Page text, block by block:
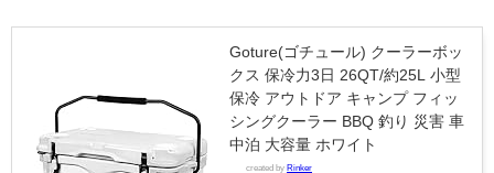
Goture(ゴチュール) クーラーボッ
クス 保冷力3日 26QT/約25L 小型
保冷 アウトドア キャンプ フィッ
シングクーラー BBQ 釣り 災害 車
中泊 大容量 ホワイト
created by Rinker